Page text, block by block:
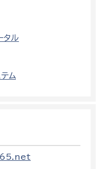
タル
ム